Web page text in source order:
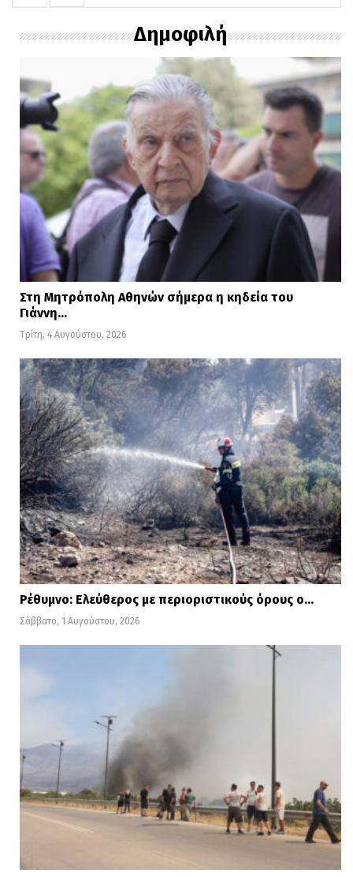
Δημοφιλή
Στη Μητρόπολη Αθηνών σήμερα η κηδεία του
Γιάννη…
Τρίτη, 4 Αυγούστου, 2026
Ρέθυμνο: Ελεύθερος με περιοριστικούς όρους ο…
Σάββατο, 1 Αυγούστου, 2026